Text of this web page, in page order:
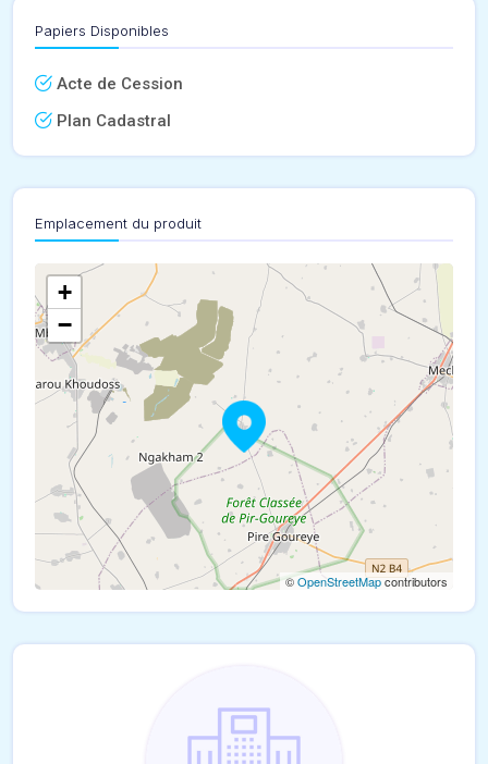
Papiers Disponibles
Acte de Cession
Plan Cadastral
Emplacement du produit
+
−
©OpenStreetMapcontributors